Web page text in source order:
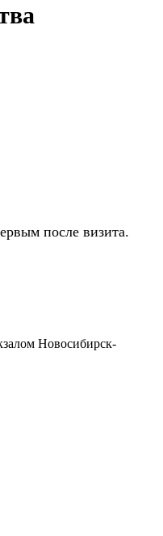
после визита.
Новосибирск-